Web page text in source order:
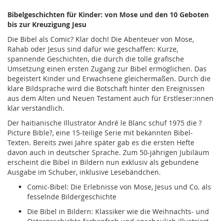
Bibelgeschichten für Kinder: von Mose und den 10 Geboten
bis zur Kreuzigung Jesu
Die Bibel als Comic? Klar doch! Die Abenteuer von Mose,
Rahab oder Jesus sind dafür wie geschaffen: Kurze,
spannende Geschichten, die durch die tolle grafische
Umsetzung einen ersten Zugang zur Bibel ermöglichen. Das
begeistert Kinder und Erwachsene gleichermaßen. Durch die
klare Bildsprache wird die Botschaft hinter den Ereignissen
aus dem Alten und Neuen Testament auch für Erstleser:innen
klar verständlich.
Der haitianische Illustrator André le Blanc schuf 1975 die ?
Picture Bible?, eine 15-teilige Serie mit bekannten Bibel-
Texten. Bereits zwei Jahre später gab es die ersten Hefte
davon auch in deutscher Sprache. Zum 50-jährigen Jubiläum
erscheint die Bibel in Bildern nun exklusiv als gebundene
Ausgabe im Schuber, inklusive Lesebändchen.
Comic-Bibel: Die Erlebnisse von Mose, Jesus und Co. als
fesselnde Bildergeschichte
Die Bibel in Bildern: Klassiker wie die Weihnachts- und